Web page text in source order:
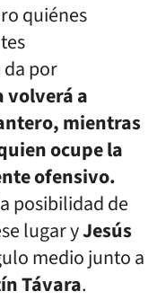
quiénes
por
volverá a
mientras
ocupe la
ofensivo.
posibilidad de
lugar yJesús
medio junto a
Távara.